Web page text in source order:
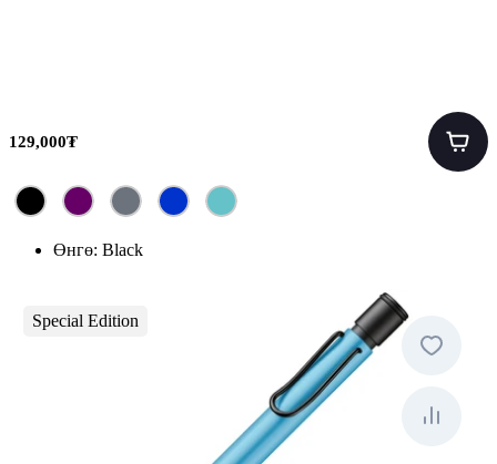
129,000₮
Өнгө: Black
Special Edition